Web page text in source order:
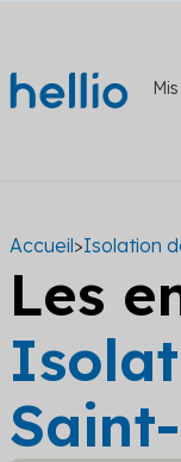
Accueil>Isolation
Les